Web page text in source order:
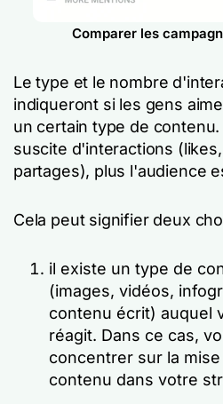
Comparer les
Le type et le nombre
indiqueront si les gens
un certain type de
suscite d'interactions
partages), plus l'audience
Cela peut signifier deux
il existe un type de
(images, vidéos,
contenu écrit) auquel
réagit. Dans ce cas,
concentrer sur la
contenu dans votre